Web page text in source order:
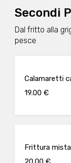
Secondi
Dal fritto alla
pesce
Calamaretti
19.00 €
Frittura